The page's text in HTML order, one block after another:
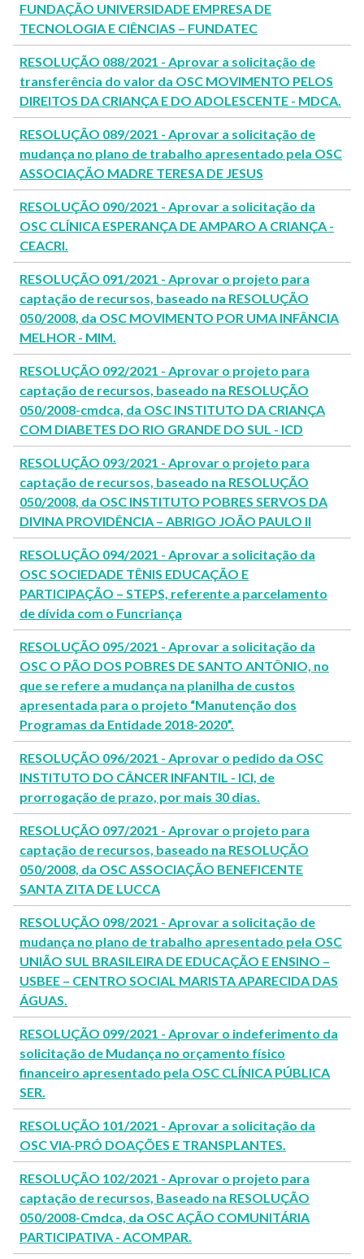
FUNDAÇÃO UNIVERSIDADE EMPRESA DE
TECNOLOGIA E CIÊNCIAS – FUNDATEC
RESOLUÇÃO 088/2021 - Aprovar a solicitação de
transferência do valor da OSC MOVIMENTO PELOS
DIREITOS DA CRIANÇA E DO ADOLESCENTE - MDCA.
RESOLUÇÃO 089/2021 - Aprovar a solicitação de
mudança no plano de trabalho apresentado pela OSC
ASSOCIAÇÃO MADRE TERESA DE JESUS
RESOLUÇÃO 090/2021 - Aprovar a solicitação da
OSC CLÍNICA ESPERANÇA DE AMPARO A CRIANÇA -
CEACRI.
RESOLUÇÃO 091/2021 - Aprovar o projeto para
captação de recursos, baseado na RESOLUÇÃO
050/2008, da OSC MOVIMENTO POR UMA INFÂNCIA
MELHOR - MIM.
RESOLUÇÃO 092/2021 - Aprovar o projeto para
captação de recursos, baseado na RESOLUÇÃO
050/2008-cmdca, da OSC INSTITUTO DA CRIANÇA
COM DIABETES DO RIO GRANDE DO SUL - ICD
RESOLUÇÃO 093/2021 - Aprovar o projeto para
captação de recursos, baseado na RESOLUÇÃO
050/2008, da OSC INSTITUTO POBRES SERVOS DA
DIVINA PROVIDÊNCIA – ABRIGO JOÃO PAULO II
RESOLUÇÃO 094/2021 - Aprovar a solicitação da
OSC SOCIEDADE TÊNIS EDUCAÇÃO E
PARTICIPAÇÃO – STEPS, referente a parcelamento
de dívida com o Funcriança
RESOLUÇÃO 095/2021 - Aprovar a solicitação da
OSC O PÃO DOS POBRES DE SANTO ANTÔNIO, no
que se refere a mudança na planilha de custos
apresentada para o projeto “Manutenção dos
Programas da Entidade 2018-2020”.
RESOLUÇÃO 096/2021 - Aprovar o pedido da OSC
INSTITUTO DO CÂNCER INFANTIL - ICI, de
prorrogação de prazo, por mais 30 dias.
RESOLUÇÃO 097/2021 - Aprovar o projeto para
captação de recursos, baseado na RESOLUÇÃO
050/2008, da OSC ASSOCIAÇÃO BENEFICENTE
SANTA ZITA DE LUCCA
RESOLUÇÃO 098/2021 - Aprovar a solicitação de
mudança no plano de trabalho apresentado pela OSC
UNIÃO SUL BRASILEIRA DE EDUCAÇÃO E ENSINO –
USBEE – CENTRO SOCIAL MARISTA APARECIDA DAS
ÁGUAS.
RESOLUÇÃO 099/2021 - Aprovar o indeferimento da
solicitação de Mudança no orçamento físico
financeiro apresentado pela OSC CLÍNICA PÚBLICA
SER.
RESOLUÇÃO 101/2021 - Aprovar a solicitação da
OSC VIA-PRÓ DOAÇÕES E TRANSPLANTES.
RESOLUÇÃO 102/2021 - Aprovar o projeto para
captação de recursos, Baseado na RESOLUÇÃO
050/2008-Cmdca, da OSC AÇÃO COMUNITÁRIA
PARTICIPATIVA - ACOMPAR.